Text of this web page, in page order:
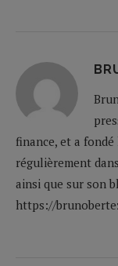
finance, et a
régulièrement
ainsi que sur son
https://